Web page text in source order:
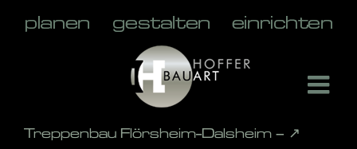
Treppenbau Flörsheim-Dalsheim – ↗️